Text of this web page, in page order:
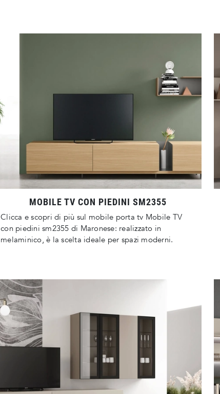
MOBILE TV CON PIEDINI SM2355
Clicca e scopri di più sul mobile porta tv Mobile TV
con piedini sm2355 di Maronese: realizzato in
melaminico, è la scelta ideale per spazi moderni.